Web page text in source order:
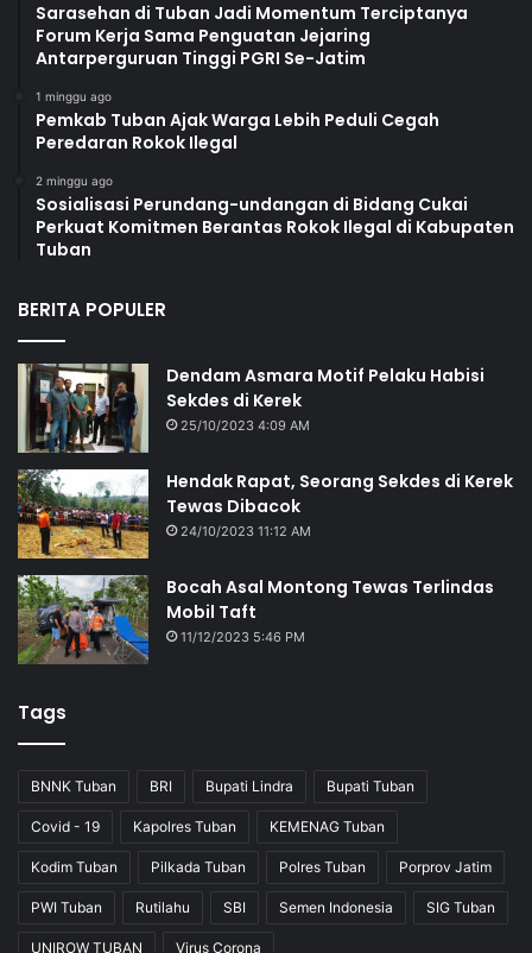
Sarasehan di Tuban Jadi Momentum Terciptanya
Forum Kerja Sama Penguatan Jejaring
Antarperguruan Tinggi PGRI Se-Jatim
1 minggu ago
Pemkab Tuban Ajak Warga Lebih Peduli Cegah
Peredaran Rokok Ilegal
2 minggu ago
Sosialisasi Perundang-undangan di Bidang Cukai
Perkuat Komitmen Berantas Rokok Ilegal di Kabupaten
Tuban
BERITA POPULER
Dendam Asmara Motif Pelaku Habisi
Sekdes di Kerek
25/10/2023 4:09 AM
Hendak Rapat, Seorang Sekdes di Kerek
Tewas Dibacok
24/10/2023 11:12 AM
Bocah Asal Montong Tewas Terlindas
Mobil Taft
11/12/2023 5:46 PM
Tags
BNNK Tuban BRI Bupati Lindra Bupati Tuban
Covid - 19 Kapolres Tuban KEMENAG Tuban
Kodim Tuban Pilkada Tuban Polres Tuban Porprov Jatim
PWI Tuban Rutilahu SBI Semen Indonesia SIG Tuban
UNIROW TUBAN Virus Corona